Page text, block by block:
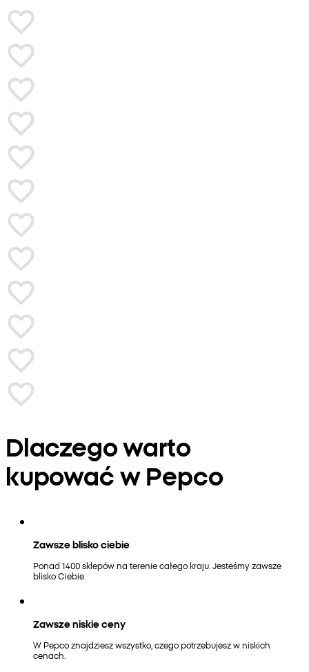
Dlaczego warto
kupować w Pepco
Zawsze blisko ciebie
Ponad 1400 sklepów na terenie całego kraju. Jesteśmy zawsze
blisko Ciebie.
Zawsze niskie ceny
W Pepco znajdziesz wszystko, czego potrzebujesz w niskich
cenach.